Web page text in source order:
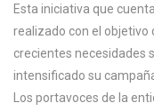
Esta iniciativa que
realizado con el objetivo
crecientes necesidades
intensificado su
Los portavoces de la